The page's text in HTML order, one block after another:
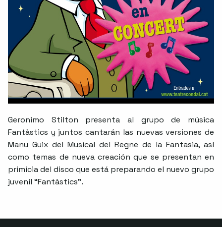
Geronimo Stilton presenta al grupo de música
Fantàstics y juntos cantarán las nuevas versiones de
Manu Guix del Musical del Regne de la Fantasia, así
como temas de nueva creación que se presentan en
primicia del disco que está preparando el nuevo grupo
juvenil “Fantàstics”.